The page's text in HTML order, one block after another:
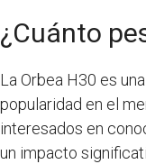
¿Cuánto
La Orbea H30 es
popularidad en el
interesados ​​en
un impacto